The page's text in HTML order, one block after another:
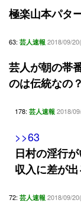
極楽山本パタ
63: 芸人速報 2018/09/
芸人が朝の帯
のは伝統なの？
178: 芸人速報 2018/
>>63
日村の淫行
収入に差が
72: 芸人速報 2018/09/